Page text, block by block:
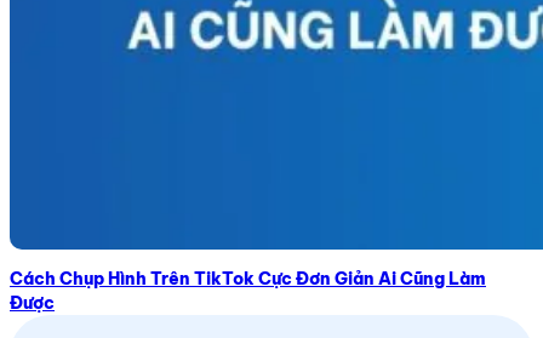
Cách Chụp Hình Trên TikTok Cực Đơn Giản Ai Cũng Làm
Được